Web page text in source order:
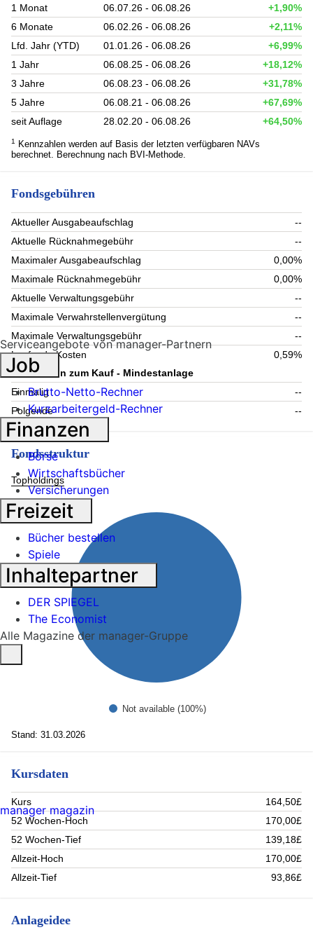
1 Monat 06.07.26 - 06.08.26
+1,90%
6 Monate
06.02.26 - 06.08.26
+2,11%
Lfd. Jahr (YTD)
01.01.26 - 06.08.26
+6,99%
1 Jahr
06.08.25 - 06.08.26
+18,12%
3 Jahre
06.08.23 - 06.08.26
+31,78%
5 Jahre
06.08.21 - 06.08.26
+67,69%
seit Auflage
28.02.20 - 06.08.26 +64,50%
1
Kennzahlen werden auf Basis der letzten verfügbaren NAVs
berechnet. Berechnung nach BVI-Methode.
Fondsgebühren
Aktueller Ausgabeaufschlag
--
Aktuelle Rücknahmegebühr
--
Maximaler Ausgabeaufschlag
0,00%
Maximale Rücknahmegebühr
0,00%
Aktuelle Verwaltungsgebühr
--
Maximale Verwahrstellenvergütung
--
Maximale Verwaltungsgebühr
--
Laufende Kosten
0,59%
Information zum Kauf - Mindestanlage
Einmalig
--
Folgende
--
Fondsstruktur
Topholdings
Not available (100%)
Stand: 31.03.2026
Kursdaten
Kurs
164,50£
52 Wochen-Hoch
170,00£
52 Wochen-Tief
139,18£
Allzeit-Hoch
170,00£
Allzeit-Tief
93,86£
Anlageidee
Serviceangebote von manager-Partnern
Job
Brutto-Netto-Rechner
Kurzarbeitergeld-Rechner
Finanzen
Börse
Wirtschaftsbücher
Versicherungen
Freizeit
Bücher bestellen
Spiele
Inhaltepartner
DER SPIEGEL
The Economist
Alle Magazine der manager-Gruppe
manager magazin